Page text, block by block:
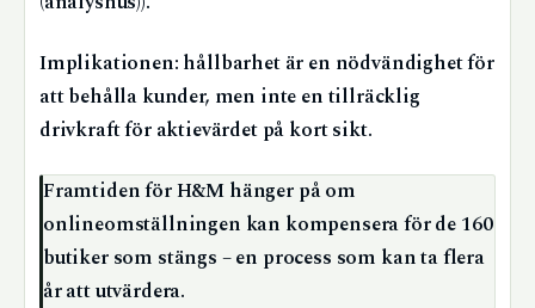
Implikationen: hållbarhet är en nödvändighet för
att behålla kunder, men inte en tillräcklig
drivkraft för aktievärdet på kort sikt.
Framtiden för H&M hänger på om
onlineomställningen kan kompensera för de 160
butiker som stängs – en process som kan ta flera
år att utvärdera.